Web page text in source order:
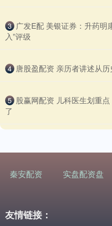
3 广发E配 美银证券：升药明
入”评级
4 唐股盈配资 亲历者讲述从
5 股赢网配资 儿科医生划重
了
秦安配资 实盘配资盘
友情链接：